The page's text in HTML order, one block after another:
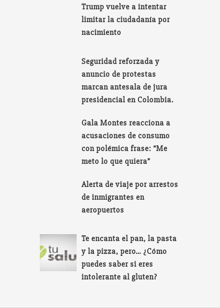
Trump vuelve a intentar
limitar la ciudadanía por
nacimiento
Seguridad reforzada y
anuncio de protestas
marcan antesala de jura
presidencial en Colombia.
Gala Montes reacciona a
acusaciones de consumo
con polémica frase: “Me
meto lo que quiera”
Alerta de viaje por arrestos
de inmigrantes en
aeropuertos
Te encanta el pan, la pasta
y la pizza, pero… ¿Cómo
puedes saber si eres
intolerante al gluten?